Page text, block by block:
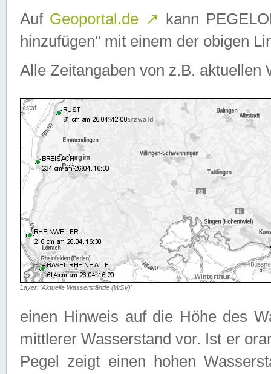
Auf Geoportal.de ↗ kann
hinzufügen" mit einem der obigen
Alle Zeitangaben von z.B. aktuellen
Layer: 'Aktuelle Wasserstände (WSV)'
einen Hinweis auf die Höhe des
mittlerer Wasserstand vor. Ist er
Pegel zeigt einen hohen